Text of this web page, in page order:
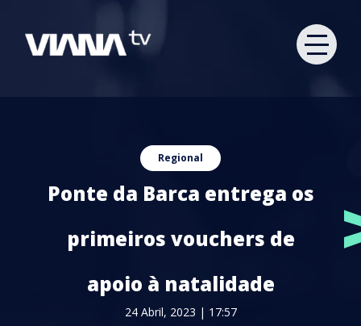
Regional
Ponte da Barca entrega os
primeiros vouchers de
apoio à natalidade
24 Abril, 2023 | 17:57